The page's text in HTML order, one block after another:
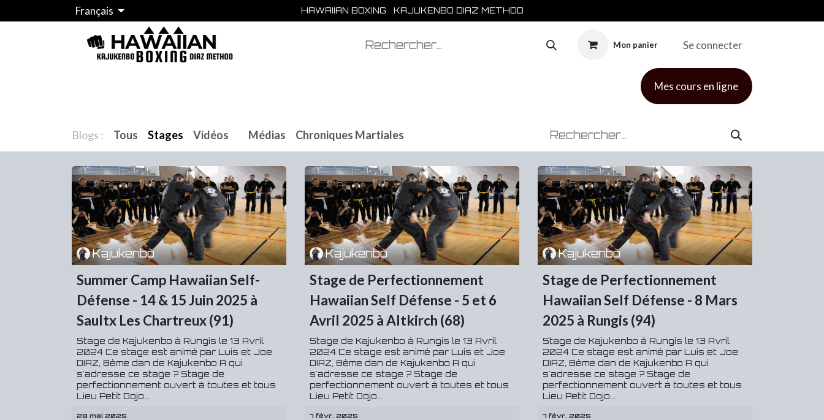
Se rendre au contenu
Français HAWAIIAN BOXING KAJUKENBO DIAZ METHOD
Mon panier Se connecter
Mes cours en ligne
Blogs : Tous Stages Vidéos Médias Chroniques Martiales
Kajukenbo
Summer Camp Hawaiian Self-
Défense - 14 & 15 Juin 2025 à
Saultx Les Chartreux (91)
Stage de Kajukenbo à Rungis le 13 Avril
2024 Ce stage est animé par Luis et Joe
DIAZ, 8ème dan de Kajukenbo A qui
s'adresse ce stage ? Stage de
perfectionnement ouvert à toutes et tous
Lieu Petit Dojo...
28 mai 2025
Kajukenbo
Stage de Perfectionnement
Hawaiian Self Défense - 5 et 6
Avril 2025 à Altkirch (68)
Stage de Kajukenbo à Rungis le 13 Avril
2024 Ce stage est animé par Luis et Joe
DIAZ, 8ème dan de Kajukenbo A qui
s'adresse ce stage ? Stage de
perfectionnement ouvert à toutes et tous
Lieu Petit Dojo...
7 févr. 2025
Kajukenbo
Stage de Perfectionnement
Hawaiian Self Défense - 8 Mars
2025 à Rungis (94)
Stage de Kajukenbo à Rungis le 13 Avril
2024 Ce stage est animé par Luis et Joe
DIAZ, 8ème dan de Kajukenbo A qui
s'adresse ce stage ? Stage de
perfectionnement ouvert à toutes et tous
Lieu Petit Dojo...
7 févr. 2025